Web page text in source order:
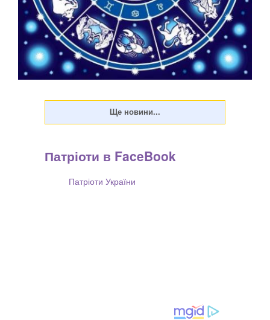
підставляють і зраджують. Але в цьому можна знайти й
позитивні сторони - доля просто забирає з життя людей,
Патріоти в FaceBook
Патріоти України